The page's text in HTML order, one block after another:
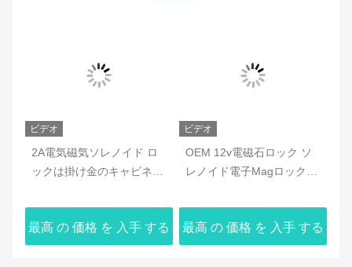
ビデオ
2A電気磁気ソレノイド ロ
ックは掛け金のキャビネッ
最高 の 価格 を 入手 する
ビデオ
OEM 12v電磁石ロック ソ
レノイド電子Magロック
最高 の 価格 を 入手 する